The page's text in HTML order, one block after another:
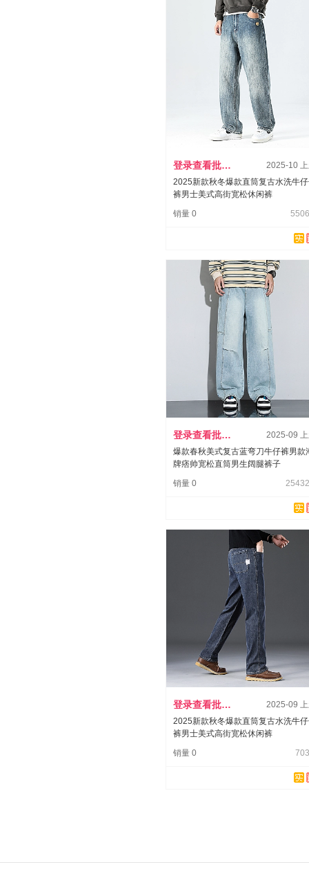
登录查看批发价
2025-10
2025新款秋冬爆款直筒复古水洗牛
裤男士美式高街宽松休闲裤
销量 0
登录查看批发价
2025-09
爆款春秋美式复古蓝弯刀牛仔裤男款
牌痞帅宽松直筒男生阔腿裤子
销量 0
登录查看批发价
2025-09
2025新款秋冬爆款直筒复古水洗牛
裤男士美式高街宽松休闲裤
销量 0